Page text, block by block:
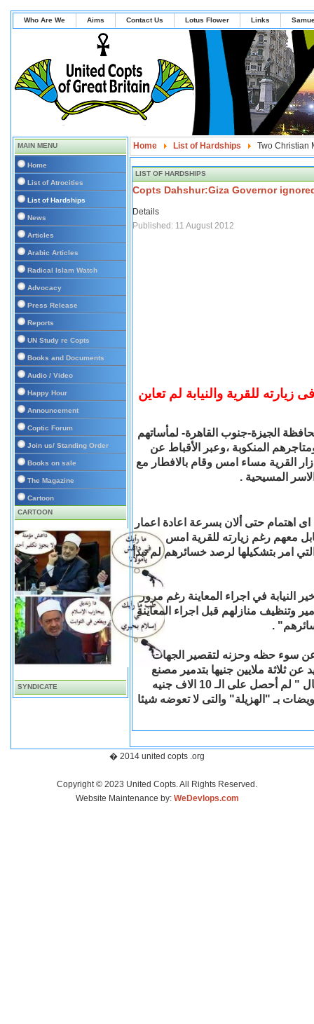
Who Are We Aims Contact Us Lotus Flower Links
MAIN MENU
Home
List of Atrocities
List of Hardships
News
Articles
Arabic Articles
Radical Islam Watch
Advocacy
Press Release
Reports
UN Study re Copts
Books and Documents
Audio / Video
Happy Hour
Announcement
Coptic Forum
Join us/ Standing Order
Books on sale
The Magazine
Cartoon
CARTOON
SYNDICATE
Home List of Hardships Two Christian
LIST OF HARDSHIPS
Copts Dahshur:Giza Governor
Details
Published: 11 August 2012
للقرية والنيابة لم تعاين
الجيزة-جنوب القاهرة- لمأساتهم
المنكوبة ،وعبر الأقباط عن
القرية مساء امس وقام بالافطار مع
المسيحية .
اهتمام حتى ألان بسرعة اعادة اعمار
معهم رغم زيارته للقرية امس
امر بتشكيلها لرصد خسائرهم لم تبدأ
النيابة في اجراء المعاينة رغم مرور
التدمير وتنظيف منازلهم قبل اجراء المعاينة
.
عن سوء حظه وحزنه لتقصير الجهات
ثلاثة ملايين جنيها بتدمير مصنع
لتعبئة المياه الغازية ومخازن وورشة قطع غيار سيارات، وقال " لم أحصل على الـ 10 الاف جنيه
بـ "الهزيلة" والتى لا تعوضه شيئا
� 2014 united copts .org
Copyright © 2023 United Copts. All Rights Reserved.
Website Maintenance by: WeDevlops.com